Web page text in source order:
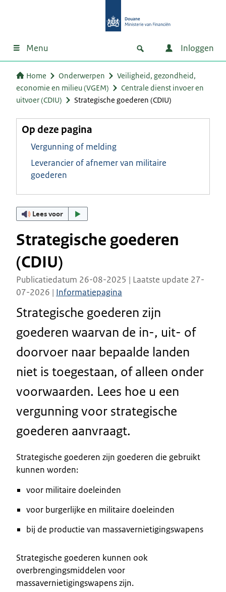
Menu Inloggen
Home Onderwerpen
Veiligheid, gezondheid,
economie en milieu (VGEM)
Centrale dienst invoer en
uitvoer (CDIU)
Strategische goederen (CDIU)
Op deze pagina
Vergunning of melding
Leverancier of afnemer van militaire
goederen
Lees voor
Strategische goederen
(CDIU)
Publicatiedatum 26-08-2025 | Laatste update 27-
07-2026 | Informatiepagina
Strategische goederen zijn
goederen waarvan de in-, uit- of
doorvoer naar bepaalde landen
niet is toegestaan, of alleen onder
voorwaarden. Lees hoe u een
vergunning voor strategische
goederen aanvraagt.
Strategische goederen zijn goederen die gebruikt
kunnen worden:
voor militaire doeleinden
voor burgerlijke en militaire doeleinden
bij de productie van massavernietigingswapens
Strategische goederen kunnen ook
overbrengingsmiddelen voor
massavernietigingswapens zijn.